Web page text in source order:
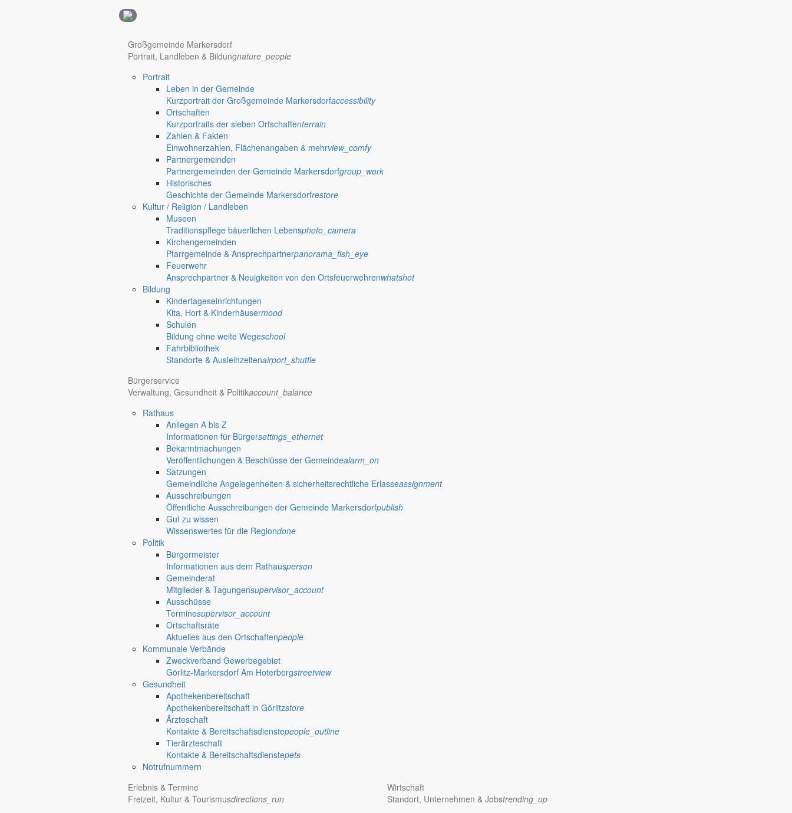
Regional werben auf markersdorf.de! anzeigen@gemeinde-markersdorf.de
Großgemeinde Markersdorf
Portrait, Landleben & Bildungnature_people
Portrait
Leben in der Gemeinde
Kurzportrait der Großgemeinde Markersdorfaccessibility
Ortschaften
Kurzportraits der sieben Ortschaftenterrain
Zahlen & Fakten
Einwohnerzahlen, Flächenangaben & mehrview_comfy
Partnergemeinden
Partnergemeinden der Gemeinde Markersdorfgroup_work
Historisches
Geschichte der Gemeinde Markersdorfrestore
Kultur / Religion / Landleben
Museen
Traditionspflege bäuerlichen Lebensphoto_camera
Kirchengemeinden
Pfarrgemeinde & Ansprechpartnerpanorama_fish_eye
Feuerwehr
Ansprechpartner & Neuigkeiten von den Ortsfeuerwehrenwhatshot
Bildung
Kindertageseinrichtungen
Kita, Hort & Kinderhäusermood
Schulen
Bildung ohne weite Wegeschool
Fahrbibliothek
Standorte & Ausleihzeitenairport_shuttle
Bürgerservice
Verwaltung, Gesundheit & Politikaccount_balance
Rathaus
Anliegen A bis Z
Informationen für Bürgersettings_ethernet
Bekanntmachungen
Veröffentlichungen & Beschlüsse der Gemeindealarm_on
Satzungen
Gemeindliche Angelegenheiten & sicherheitsrechtliche Erlasseassignment
Ausschreibungen
Öffentliche Ausschreibungen der Gemeinde Markersdorfpublish
Gut zu wissen
Wissenswertes für die Regiondone
Politik
Bürgermeister
Informationen aus dem Rathausperson
Gemeinderat
Mitglieder & Tagungensupervisor_account
Ausschüsse
Terminesupervisor_account
Ortschaftsräte
Aktuelles aus den Ortschaftenpeople
Kommunale Verbände
Zweckverband Gewerbegebiet
Görlitz-Markersdorf Am Hoterbergstreetview
Gesundheit
Apothekenbereitschaft
Apothekenbereitschaft in Görlitzstore
Ärzteschaft
Kontakte & Bereitschaftsdienstepeople_outline
Tierärzteschaft
Kontakte & Bereitschaftsdienstepets
Notrufnummern
Erlebnis & Termine
Freizeit, Kultur & Tourismusdirections_run
Wirtschaft
Standort, Unternehmen & Jobstrending_up